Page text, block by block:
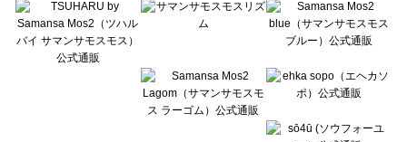
Lugnoncure（ルノンキュール）の一覧
BETTY'S BLUE（べティーズブルー）の一覧
Wpc.（ワールドパーティー）の一覧